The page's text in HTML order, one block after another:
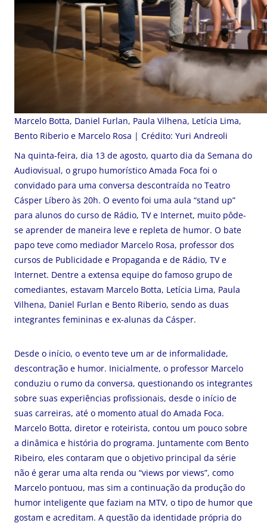
Marcelo Botta, Daniel Furlan, Paula Vilhena, Letícia Lima,
Bento Riberio e Marcelo Rosa | Crédito: Yuri Andreoli
Na quinta-feira, dia 13 de agosto, quarto dia da Semana do
Audiovisual, o grupo humorístico Amada Foca foi o
convidado para uma conversa descontraída no Teatro
Cásper Líbero às 20h. O evento foi uma aula “stand up”
para alunos do curso de Rádio, TV e Internet, muito pôde-
se aprender de maneira leve e repleta de humor. O bate
papo teve como mediador Marcelo Rosa, professor dos
cursos de Publicidade e Propaganda e de Rádio, TV e
Internet. Dentre a extensa equipe do famoso grupo de
comediantes, estavam Marcelo Botta, Letícia Lima, Paula
Vilhena, Daniel Furlan e Bento Riberio, sendo as duas
integrantes femininas e ex-alunas da Cásper.
Desde o início, o evento teve um ar de informalidade,
descontração e humor. Inicialmente, o professor Marcelo
conduziu o rumo da conversa, questionando os integrantes
sobre suas experiências profissionais, desde o início de
suas carreiras, até o momento atual do Amada Foca.
Marcelo Botta, diretor e roteirista, contou um pouco sobre
a dinâmica e história do programa. Juntamente com Bento
Ribeiro, eles contaram que o objetivo principal da série
não é gerar uma alta renda ou “views por views”, como
Marcelo pontuou, mas sim a continuação da produção do
humor inteligente que faziam na MTV, o tipo de humor que
gostam e acreditam. A questão da identidade própria do